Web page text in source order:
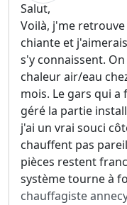
Salut,
Voilà, j'me
chiante et
s'y connaissent.
chaleur air/eau
mois. Le gars qui
géré la partie
j'ai un vrai souci
chauffent pas
pièces restent
système tourne à
chauffagiste